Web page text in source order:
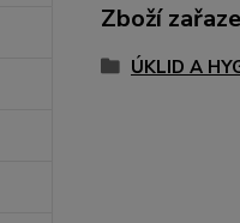
Zboží
ÚKLID A